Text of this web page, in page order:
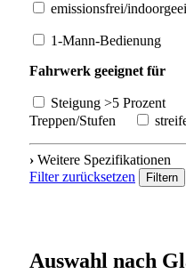
emissionsfrei/
1-Mann-Bedienung
Fahrwerk geeignet für
Steigung >5 Prozent
Treppen/Stufen
› Weitere Spezifikationen
Filter zurücksetzen
Filtern
Auswahl nach